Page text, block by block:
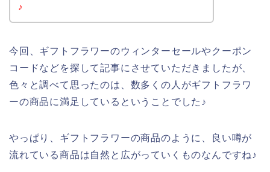
♪
今回、ギフトフラワーのウィンターセールやクーポン
コードなどを探して記事にさせていただきましたが、
色々と調べて思ったのは、数多くの人がギフトフラワ
ーの商品に満足しているということでした♪
やっぱり、ギフトフラワーの商品のように、良い噂が
流れている商品は自然と広がっていくものなんですね♪